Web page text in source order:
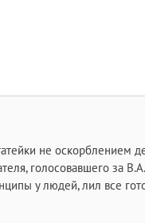
не оскорблением
голосовавшего за
у людей, лил все